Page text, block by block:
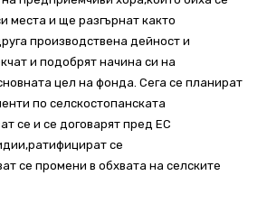
места и ще разгърнат както
производствена дейност и
и подобрят начина си на
цел на фонда. Сега се планират
по селскостопанската
се и се договарят пред ЕС
се
се промени в обхвата на селските